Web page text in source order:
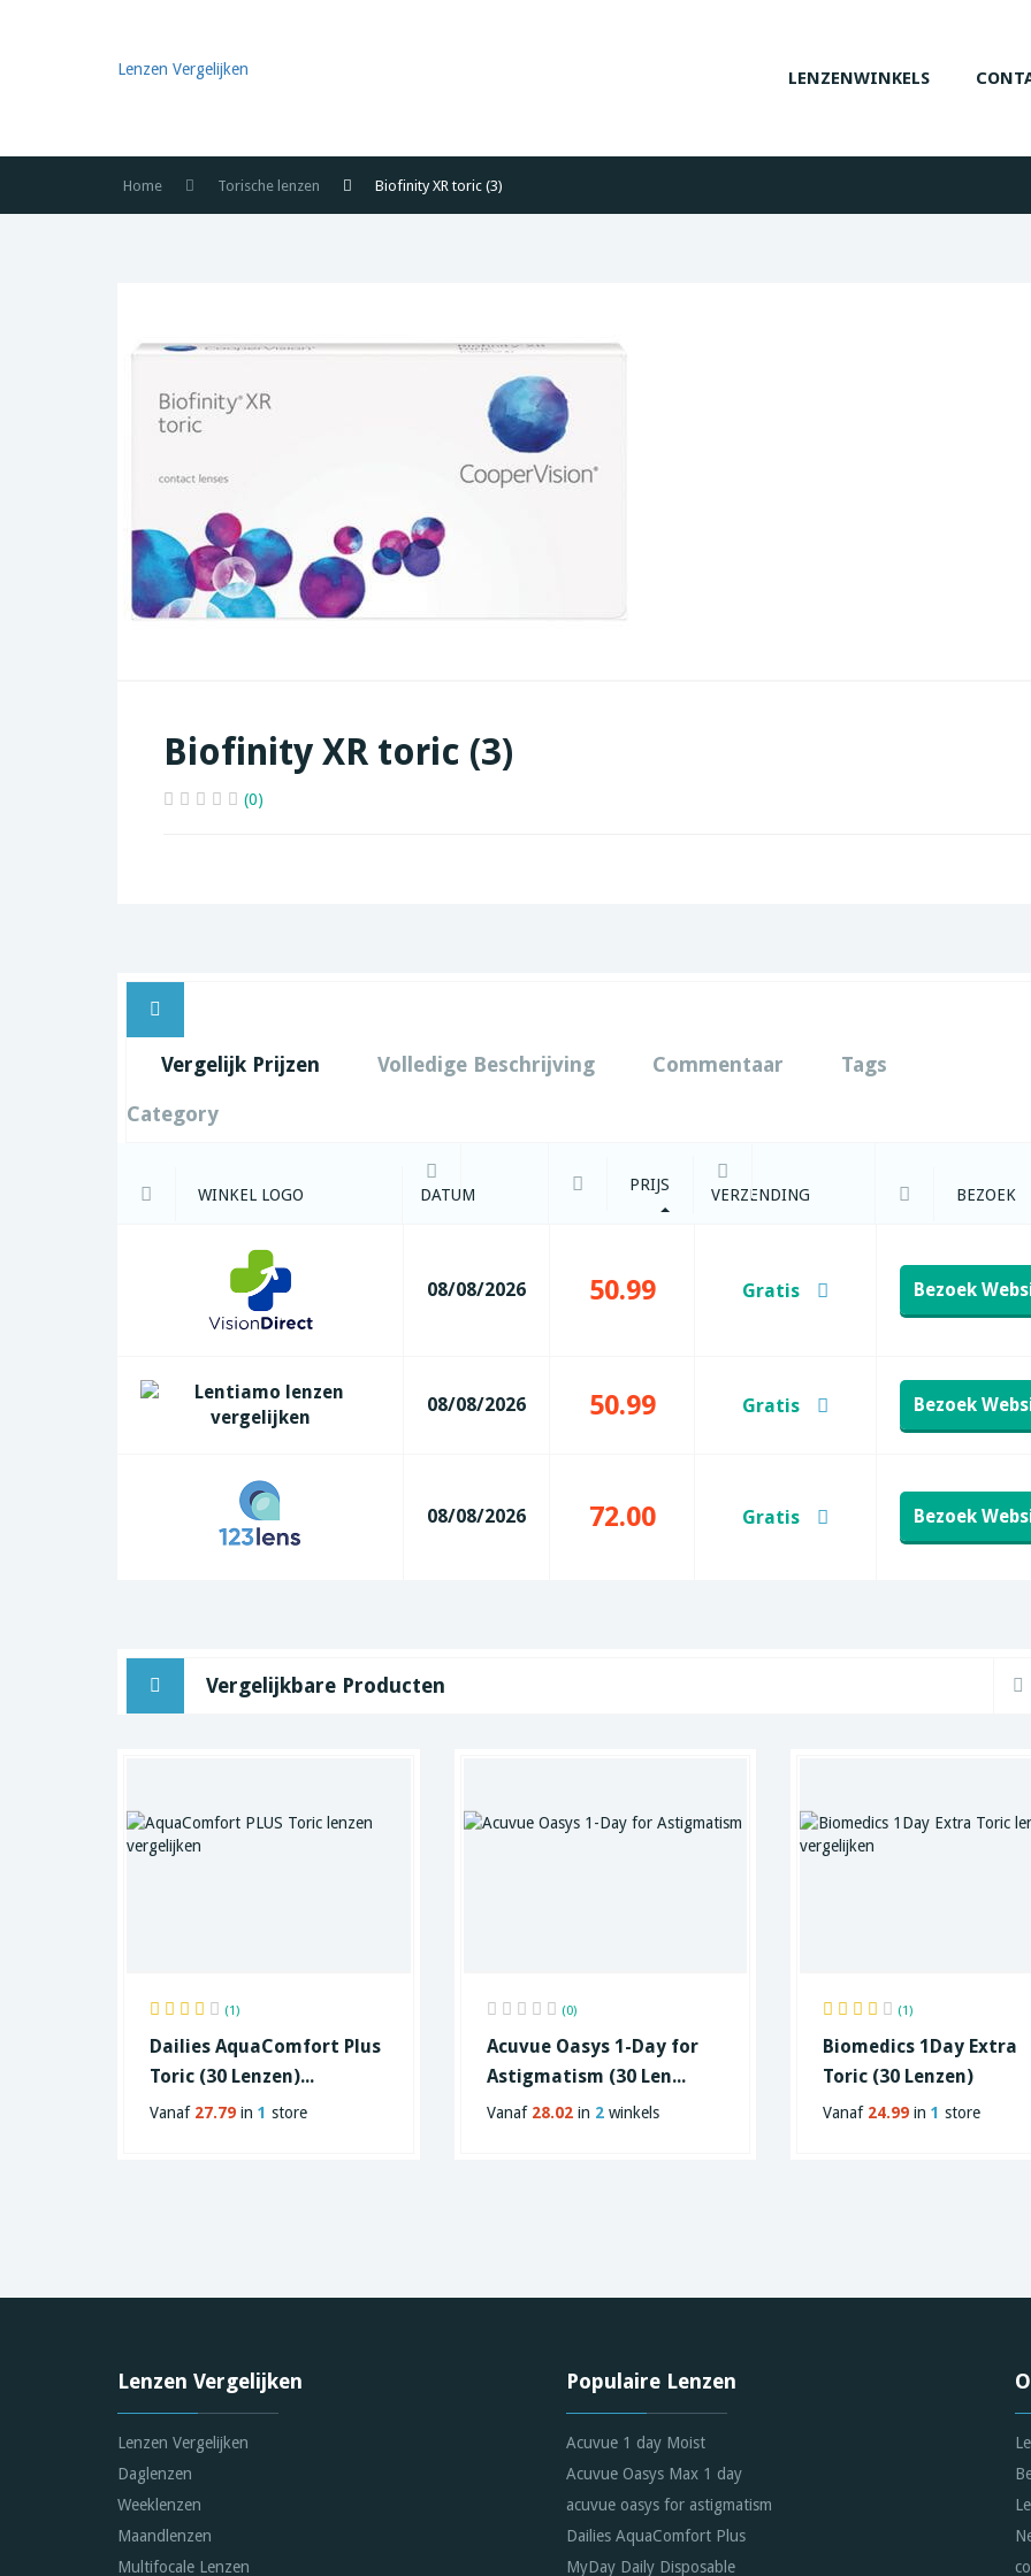
Lenzen Vergelijken LENZENWINKELS
Home Torische lenzen Biofinity XR toric (3)
Biofinity XR toric (3)
(0)
Vergelijk Prijzen Volledige Beschrijving Commentaar Tags
Category
WINKEL LOGO DATUM
PRIJS
VERZENDING BEZOEK
08/08/2026 50.99 Gratis Bezoek
08/08/2026 50.99 Gratis Bezoek
08/08/2026 72.00 Gratis Bezoek
Vergelijkbare Producten
(1)
Dailies AquaComfort Plus
Toric (30 Lenzen)...
Vanaf 27.79 in 1 store
(0)
Acuvue Oasys 1-Day for
Astigmatism (30 Len...
Vanaf 28.02in 2winkels
(1)
Biomedics 1Day Extra
Toric (30 Lenzen)
Vanaf 24.99 in 1 store
Lenzen Vergelijken
Lenzen Vergelijken
Daglenzen
Weeklenzen
Maandlenzen
Multifocale Lenzen
Populaire Lenzen
Acuvue 1 day Moist
Acuvue Oasys Max 1 day
acuvue oasys for astigmatism
Dailies AquaComfort Plus
MyDay Daily Disposable